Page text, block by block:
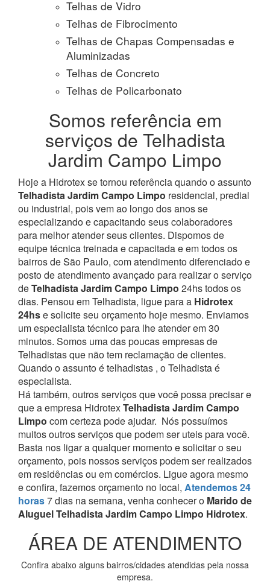
Telhas de Vidro
Telhas de Fibrocimento
Telhas de Chapas Compensadas e
Aluminizadas
Telhas de Concreto
Telhas de Policarbonato
Somos referência em
serviços de Telhadista
Jardim Campo Limpo
Hoje a Hidrotex se tornou referência quando o assunto
Telhadista Jardim Campo Limpo residencial, predial
ou industrial, pois vem ao longo dos anos se
especializando e capacitando seus colaboradores
para melhor atender seus clientes. Dispomos de
equipe técnica treinada e capacitada e em todos os
bairros de São Paulo, com atendimento diferenciado e
posto de atendimento avançado para realizar o serviço
deTelhadista Jardim Campo Limpo 24hs todos os
dias. Pensou em Telhadista, ligue para a Hidrotex
24hse solicite seu orçamento hoje mesmo. Enviamos
um especialista técnico para lhe atender em 30
minutos. Somos uma das poucas empresas de
Telhadistas que não tem reclamação de clientes.
Quando o assunto é telhadistas , o Telhadista é
especialista.
Há também, outros serviços que você possa precisar e
que a empresa HidrotexTelhadista Jardim Campo
Limpo com certeza pode ajudar. Nós possuímos
muitos outros serviços que podem ser uteis para você.
Basta nos ligar a qualquer momento e solicitar o seu
orçamento, pois nossos serviços podem ser realizados
em residências ou em comércios. Ligue agora mesmo
e confira, fazemos orçamento no local, Atendemos 24
horas7 dias na semana, venha conhecer o Marido de
Aluguel Telhadista Jardim Campo Limpo Hidrotex.
ÁREA DE ATENDIMENTO
Confira abaixo alguns bairros/cidades atendidas pela nossa
empresa.